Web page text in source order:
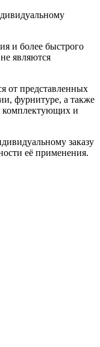
и более быстрого
являются
от представленных
фурнитуре, а также
комплектующих и
заказу
её применения.